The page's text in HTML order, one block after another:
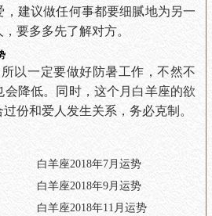
，建议做任何事都要细腻地为另一
要多多先了解对方。
以一定要做好防暑工作，不然不
降低。同时，这个月白羊座的欲
份和爱人发生关系，务必克制。
白羊座2018年7月运势
白羊座2018年9月运势
白羊座2018年11月运势